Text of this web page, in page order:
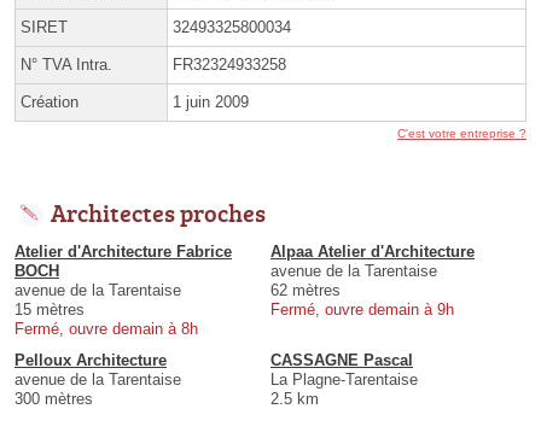
SIRET 32493325800034
N° TVA Intra. FR32324933258
Création 1 juin 2009
C'est votre entreprise ?
Architectes proches
Atelier d'Architecture Fabrice
BOCH
avenue de la Tarentaise
15 mètres
Fermé, ouvre demain à 8h
Alpaa Atelier d'Architecture
avenue de la Tarentaise
62 mètres
Fermé, ouvre demain à 9h
Pelloux Architecture
avenue de la Tarentaise
300 mètres
CASSAGNE Pascal
La Plagne-Tarentaise
2.5 km